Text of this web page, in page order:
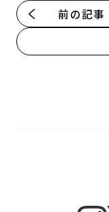
前の記事